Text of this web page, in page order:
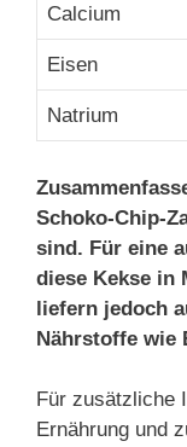
Calcium
Eisen
Natrium
Schoko-Chip-
sind. Für eine
diese Kekse in
liefern jedoch
Nährstoffe wie
Für zusätzliche
Ernährung und